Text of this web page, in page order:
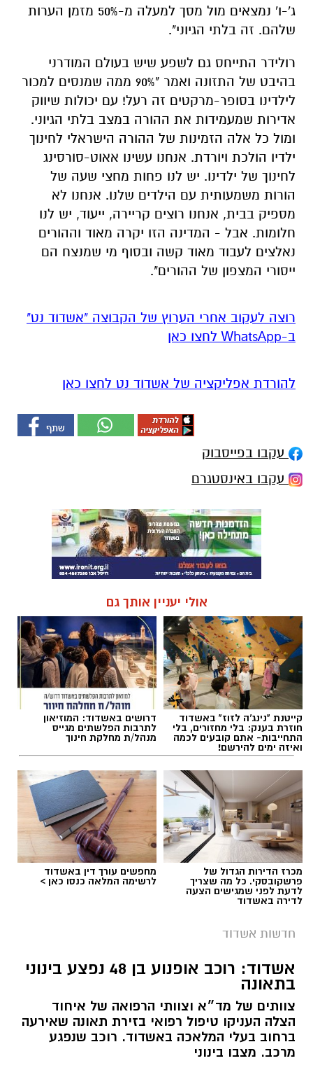
רוצה לעקוב אחרי הערוץ של הקבוצה "אשדוד נט"
ב-WhatsApp לחצו כאן
להורדת אפליקציה של אשדוד נט לחצו כאן
עקבו בפייסבוק
עקבו באינסטגרם
אולי יעניין אותך גם
חוזרת בענק: בלי מחזורים, בלי
התחייבות- אתם קובעים לכמה
לתרבות הפלשתים מגייס
מנהל/ת מחלקת חינוך
מכרז הדירות הגדול של
פרשקובסקי. כל מה שצריך
לדעת לפני שמגישים הצעה
לדירה באשדוד
מחפשים עורך דין באשדוד
לרשימה המלאה כנסו כאן >
חדשות אשדוד
אשדוד: רוכב אופנוע בן 48 נפצע בינוני
בתאונה
צוותים של מד״א וצוותי הרפואה של איחוד
הצלה העניקו טיפול רפואי בזירת תאונה שאירעה
ברחוב בעלי המלאכה באשדוד. רוכב שנפגע
מרכב. מצבו בינוני
להאזנה לתוכן:
עופר אשטוקר / 21:24 06.08.26
קרא עוד
אולי יעניין אותך גם
נפגעתם בתאונת דרכים לחצו
לקבל מה שמגיע לכם